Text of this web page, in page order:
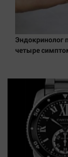
Эндокринолог
четыре